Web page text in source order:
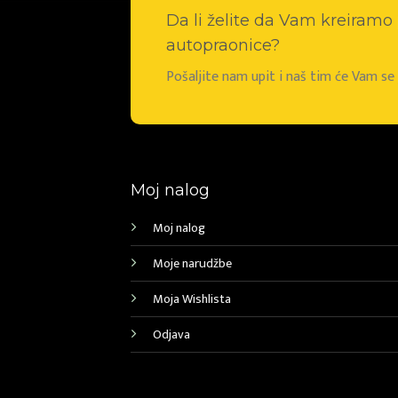
Da li želite da Vam
autopraonice?
Pošaljite nam upit i naš tim će Vam
Moj nalog
Moj nalog
Moje narudžbe
Moja Wishlista
Odjava